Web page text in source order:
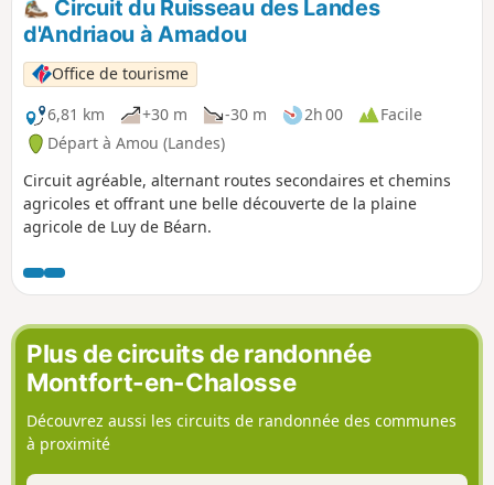
Circuit du Ruisseau des Landes
d'Andriaou à Amadou
Office de tourisme
6,81 km
+30 m -30 m 2h 00
Facile
Départ à Amou (Landes)
Circuit agréable, alternant routes secondaires et chemins
agricoles et offrant une belle découverte de la plaine
agricole de Luy de Béarn.
Plus de circuits de randonnée
Montfort-en-Chalosse
Découvrez aussi les circuits de randonnée des communes
à proximité